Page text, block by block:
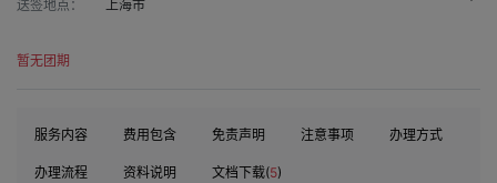
送签地点：
上海市
暂无团期
服务内容 费用包含 免责声明 注意事项 办理方式
办理流程 资料说明 文档下载(5)